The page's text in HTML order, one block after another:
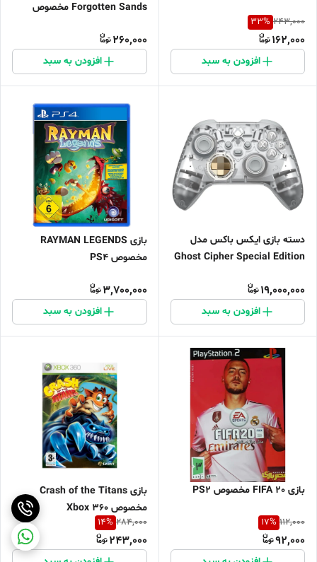
243,000
33%
162,000
افزودن به سبد
Forgotten Sands مخصوص
260,000
افزودن به سبد
دسته بازی ایکس‌ باکس مدل
Ghost Cipher Special Edition
19,000,000
افزودن به سبد
بازی RAYMAN LEGENDS
مخصوص PS4
3,700,000
افزودن به سبد
بازی FIFA 20 مخصوص PS2
112,000
17%
92,000
بازی Crash of the Titans
مخصوص Xbox 360
284,000
14%
243,000